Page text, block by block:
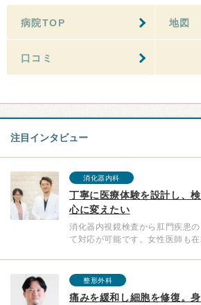
病院TOP 地図
口コミ
注目インタビュー
消化器内科
丁寧に医療体験を設計し、
心に変えたい
消化器内視鏡検査から肛門疾患
て対応が可能です。女性医師も在
整形外科
痛みを緩和し細胞を修復。